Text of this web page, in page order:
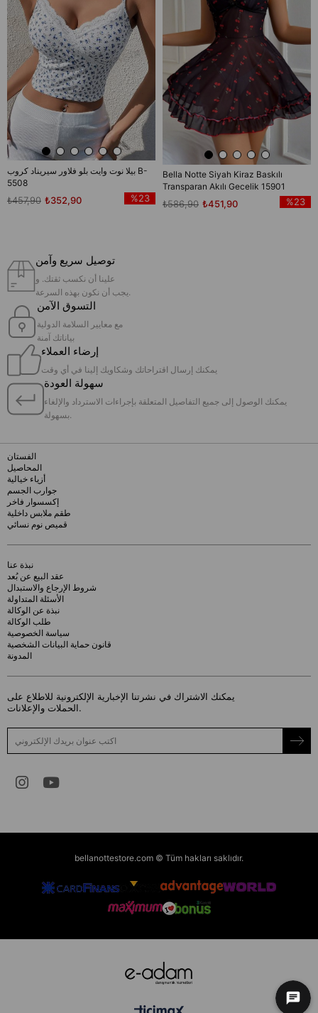
بيلا نوت وايت بلو فلاور سيريناد كروب B-
5508
₺352,90
₺457,90 %23
Bella Notte Siyah Kiraz Baskılı
Transparan Akılı Gecelik 15901
₺451,90
₺586,90 %23
توصيل سريع وآمن
علينا أن نكسب ثقتك. و
التسوق الآمن
مع معايير السلامة الدولية
بياناتك آمنة
إرضاء العملاء
يمكنك إرسال اقتراحاتك وشكاويك إلينا في أي وقت
سهولة العودة
يمكنك الوصول إلى جميع التفاصيل المتعلقة بإجراءات الاسترداد والإلغاء
بسهولة.
الفستان
المحاصيل
أزياء خيالية
جوارب الجسم
إكسسوار فاخر
طقم ملابس داخلية
قميص نوم نسائي
نبذة عنا
عقد البيع عن بُعد
شروط الإرجاع والاستبدال
الأسئلة المتداولة
نبذة عن الوكالة
طلب الوكالة
سياسة الخصوصية
قانون حماية البيانات الشخصية
المدونة
يمكنك الاشتراك في نشرتنا الإخبارية الإلكترونية للاطلاع على
الحملات والإعلانات.
bellanottestore.com © Tüm hakları saklıdır.